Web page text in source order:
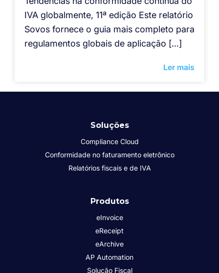
IVA globalmente, 11ª edição Este relatório
Sovos fornece o guia mais completo para
regulamentos globais de aplicação […]
Ler mais
Soluções
Compliance Cloud
Conformidade no faturamento eletrônico
Relatórios fiscais e de IVA
Produtos
eInvoice
eReceipt
eArchive
AP Automation
Solução Fiscal